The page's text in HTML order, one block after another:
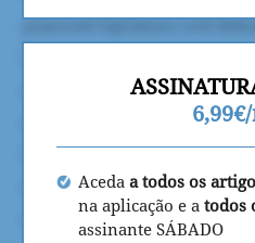
Aceda a todos os
na aplicação e a todos
assinante SÁBADO